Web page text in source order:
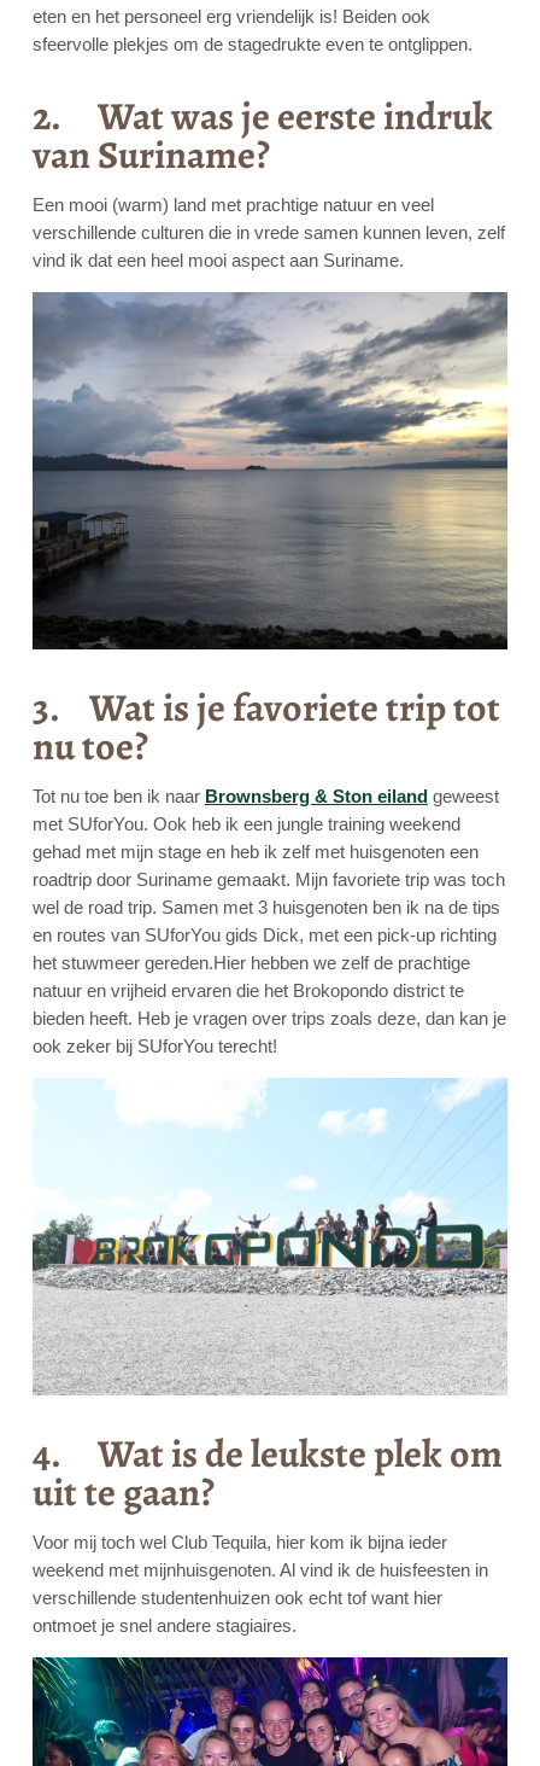
eten en het personeel erg vriendelijk is! Beiden ook
sfeervolle plekjes om de stagedrukte even te ontglippen.
2. Wat was je eerste indruk
van Suriname?
Een mooi (warm) land met prachtige natuur en veel
verschillende culturen die in vrede samen kunnen leven, zelf
vind ik dat een heel mooi aspect aan Suriname.
3. Wat is je favoriete trip tot
nu toe?
Tot nu toe ben ik naar Brownsberg & Ston eilandgeweest
met SUforYou. Ook heb ik een jungle training weekend
gehad met mijn stage en heb ik zelf met huisgenoten een
roadtrip door Suriname gemaakt. Mijn favoriete trip was toch
wel de road trip. Samen met 3 huisgenoten ben ik na de tips
en routes van SUforYou gids Dick, met een pick-up richting
het stuwmeer gereden.Hier hebben we zelf de prachtige
natuur en vrijheid ervaren die het Brokopondo district te
bieden heeft. Heb je vragen over trips zoals deze, dan kan je
ook zeker bij SUforYou terecht!
4. Wat is de leukste plek om
uit te gaan?
Voor mij toch wel Club Tequila, hier kom ik bijna ieder
weekend met mijnhuisgenoten. Al vind ik de huisfeesten in
verschillende studentenhuizen ook echt tof want hier
ontmoet je snel andere stagiaires.